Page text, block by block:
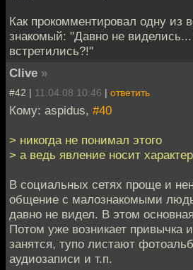
Как прокомментировал одну из
знакомый: "Давно не
встретились?!"
Clive »
#42 | 11.04.08 10:46 | ответить
Кому: aspidus, #40
> никогда не понимал этого
> а ведь явление носит
В социальных сетях проще и
общение с малознакомыми
давно не видел. В этом
Потом уже возникает привычка
занятся, тупо листают
аудиозаписи и т.п.